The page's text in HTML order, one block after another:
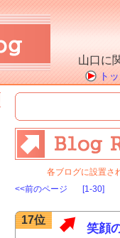
山口に
ト
各ブログに設置さ
<<前のページ
[1-30]
17位
笑顔